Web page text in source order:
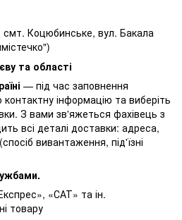
смт. Коцюбинське, вул. Бакала
та області
— під час заповнення
інформацію та виберіть
З вами зв'яжеться фахівець з
всі деталі доставки: адреса,
вивантаження, під'їзні
«САТ» та ін.
товару